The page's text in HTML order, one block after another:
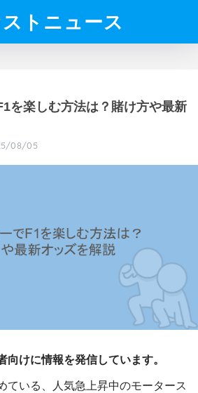
トニュース
を楽しむ方法は？賭け方や最新
08/05
向けに情報を発信しています。
ている、人気急上昇中のモータース